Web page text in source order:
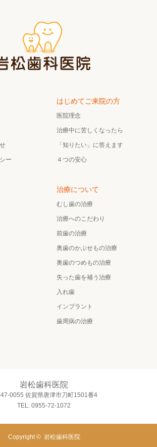
ー
はじめてご来院の方
医院理念
治療中に苦しくなったら
「知りたい」に答えます
４つの安心
治療について
むし歯の治療
治療へのこだわり
前歯の治療
奥歯のかぶせもの治療
奥歯のつめもの治療
失った歯を補う治療
入れ歯
インプラント
歯周病の治療
岩松歯科医院
0055 佐賀県唐津市刀町1501番4
TEL: 0955-72-1072
Copyright © 岩松歯科医院